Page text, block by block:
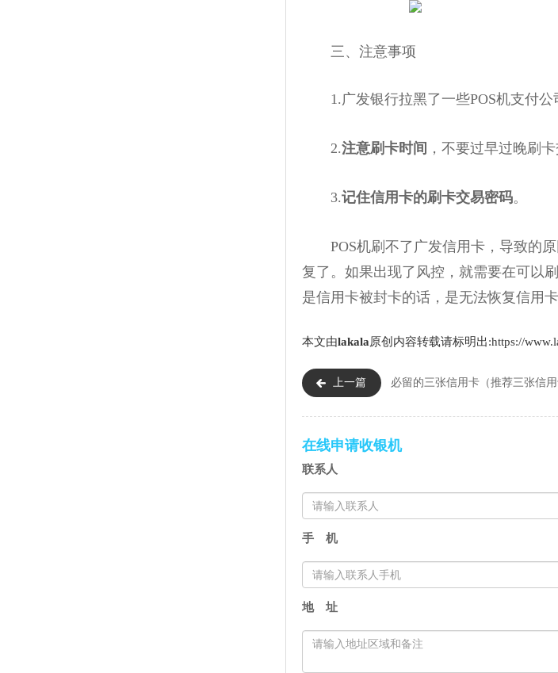
三、注意事项
1.广发银行拉黑了一些POS机支付公
2.注意刷卡时间 ，不要过早过晚刷卡
3.记住信用卡的刷卡交易密码。
POS机刷不了广发信用卡，导致的原
复了。如果出现了风控，就需要在可以
是信用卡被封卡的话，是无法恢复信用卡
本文由lakala原创内容转载请标明出:https://
上一篇 必留的三张信用卡（推荐三张信用
在线申请收银机
联系人
手 机
地 址